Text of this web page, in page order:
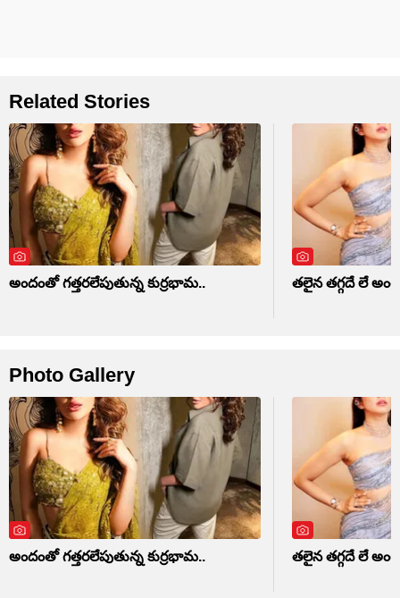
Related Stories
అందంతో గత్తరలేపుతున్న కుర్రభామ.. తలైన తగ్గదే లే
Photo Gallery
అందంతో గత్తరలేపుతున్న కుర్రభామ.. తలైన తగ్గదే లే